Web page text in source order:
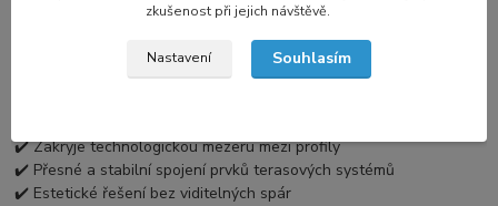
Spojka se zasune do mezery mezi profily a mechanicky upevní.
utěsnění trvale elastickým tmelem
použití, aby byla zajištěna maximální vodotěsnost a dlouhodobá
ochrana proti zatékání.
✔️ Zakryje technologickou mezeru mezi profily
✔️ Přesné a stabilní spojení prvků terasových systémů
✔️ Estetické řešení bez viditelných spár
zkušenost při jejich návštěvě.
Nastavení Souhlasím